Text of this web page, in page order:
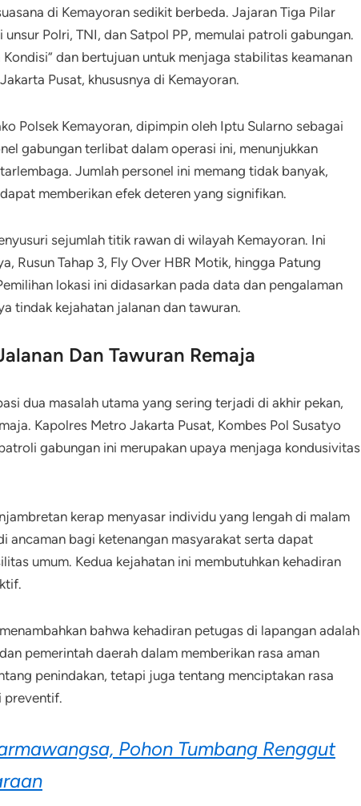
di Kemayoran sedikit berbeda. Jajaran Tiga Pilar
Polri, TNI, dan Satpol PP, memulai patroli gabungan.
dan bertujuan untuk menjaga stabilitas keamanan
Pusat, khususnya di Kemayoran.
Polsek Kemayoran, dipimpin oleh Iptu Sularno sebagai
gabungan terlibat dalam operasi ini, menunjukkan
Jumlah personel ini memang tidak banyak,
memberikan efek deteren yang signifikan.
sejumlah titik rawan di wilayah Kemayoran. Ini
Rusun Tahap 3, Fly Over HBR Motik, hingga Patung
lokasi ini didasarkan pada data dan pengalaman
tindak kejahatan jalanan dan tawuran.
Dan Tawuran Remaja
dua masalah utama yang sering terjadi di akhir pekan,
Kapolres Metro Jakarta Pusat, Kombes Pol Susatyo
gabungan ini merupakan upaya menjaga kondusivitas
kerap menyasar individu yang lengah di malam
ancaman bagi ketenangan masyarakat serta dapat
umum. Kedua kejahatan ini membutuhkan kehadiran
bahwa kehadiran petugas di lapangan adalah
pemerintah daerah dalam memberikan rasa aman
penindakan, tetapi juga tentang menciptakan rasa
preventif.
Pohon Tumbang Renggut